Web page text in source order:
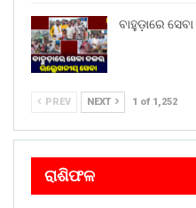
ବାହୁଡ଼ାରେ
PREV NEXT 1 of 1,252
ରାଶିଫଳ